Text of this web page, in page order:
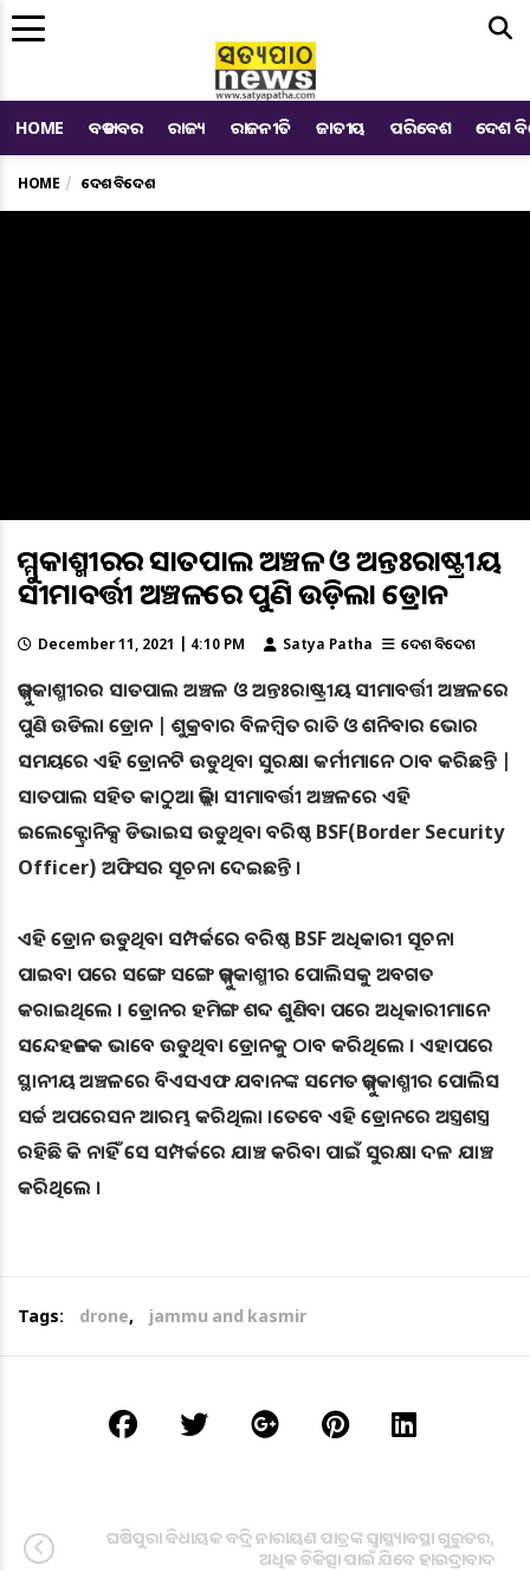
HOME ବଡ ଖବର ରାଜ୍ୟ ରାଜନୀତି ଜାତୀୟ ପରିବେଶ ଦେଶ
HOME ଦେଶ ବିଦେଶ
ଜମ୍ମୁକାଶ୍ମୀରର ସାତପାଲ ଅଞ୍ଚଳ ଓ ଅନ୍ତଃରାଷ୍ଟ୍ରୀୟ
ସୀମାବର୍ତ୍ତୀ ଅଞ୍ଚଳରେ ପୁଣି ଉଡ଼ିଲା ଡ୍ରୋନ
December 11, 2021 | 4:10 PM Satya Patha ଦେଶ ବିଦେଶ
ଜମ୍ମୁକାଶ୍ମୀରର ସାତପାଲ ଅଞ୍ଚଳ ଓ ଅନ୍ତଃରାଷ୍ଟ୍ରୀୟ ସୀମାବର୍ତ୍ତୀ ଅଞ୍ଚଳରେ
ପୁଣି ଉଡିଲା ଡ୍ରୋନ | ଶୁକ୍ରବାର ବିଳମ୍ବିତ ରାତି ଓ ଶନିବାର ଭୋର
ସମୟରେ ଏହି ଡ୍ରୋନଟି ଉଡୁଥିବା ସୁରକ୍ଷା କର୍ମୀମାନେ ଠାବ କରିଛନ୍ତି |
ସାତପାଲ ସହିତ କାଠୁଆ ଜିଲ୍ଲା ସୀମାବର୍ତ୍ତୀ ଅଞ୍ଚଳରେ ଏହି
ଇଲେକ୍ଟ୍ରୋନିକ୍ସ ଡିଭାଇସ ଉଡୁଥିବା ବରିଷ୍ଠ BSF(Border Security
Officer) ଅଫିସର ସୂଚନା ଦେଇଛନ୍ତି ।
ଏହି ଡ୍ରୋନ ଉଡୁଥିବା ସମ୍ପର୍କରେ ବରିଷ୍ଠ BSF ଅଧିକାରୀ ସୂଚନା
ପାଇବା ପରେ ସଙ୍ଗେ ସଙ୍ଗେ ଜମ୍ମୁକାଶ୍ମୀର ପୋଲିସକୁ ଅବଗତ
କରାଇଥିଲେ । ଡ୍ରୋନର ହମିଙ୍ଗ ଶବ୍ଦ ଶୁଣିବା ପରେ ଅଧିକାରୀମାନେ
ସନ୍ଦେହଜନକ ଭାବେ ଉଡୁଥିବା ଡ୍ରୋନକୁ ଠାବ କରିଥିଲେ । ଏହାପରେ
ସ୍ଥାନୀୟ ଅଞ୍ଚଳରେ ବିଏସଏଫ ଯବାନଙ୍କ ସମେତ ଜମ୍ମୁକାଶ୍ମୀର ପୋଲିସ
ସର୍ଚ୍ଚ ଅପରେସନ ଆରମ୍ଭ କରିଥିଲା ।ତେବେ ଏହି ଡ୍ରୋନରେ ଅସ୍ତ୍ରଶସ୍ତ୍ର
ରହିଛି କି ନାହିଁ ସେ ସମ୍ପର୍କରେ ଯାଞ୍ଚ କରିବା ପାଇଁ ସୁରକ୍ଷା ଦଳ ଯାଞ୍ଚ
କରିଥିଲେ ।
Tags: drone, jammu and kasmir
ଘଷିପୁରା ବିଧାୟକ ବଦ୍ରି ନାରାୟଣ ପାତ୍ରଙ୍କ ସ୍ବାସ୍ଥ୍ୟାବସ୍ଥା ଗୁରୁତର,
ଅଧିକ ଚିକିତ୍ସା ପାଇଁ ଯିବେ ହାଇଦ୍ରାବାଦ